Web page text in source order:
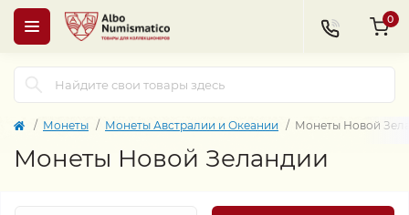
0
Монеты Монеты Австралии и Океании Монеты Новой
Монеты Новой Зеландии